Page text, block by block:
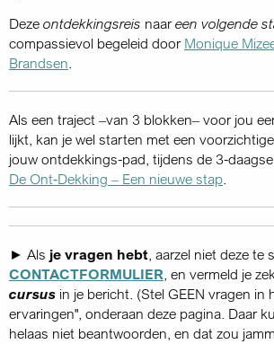
Deze ontdekkingsreis naareen volgende
compassievol begeleid door Monique
Brandsen.
Als een traject –van 3 blokken– voor jou
lijkt, kan je wel starten met een
jouw ontdekkings-pad, tijdens de 3-
De Ont‑Dekking – Een nieuwe stap.
► Als je vragen hebt, aarzel niet deze te
CONTACTFORMULIER, en vermeld je
cursus in je bericht. (Stel GEEN vragen in
ervaringen", onderaan deze pagina. Daar
helaas niet beantwoorden, en dat zou